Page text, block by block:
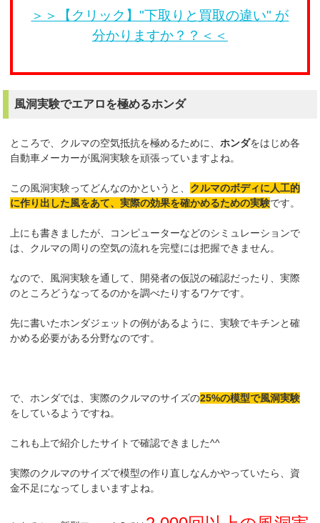
＞＞【クリック】"下取りと買取の違い" が
分かりますか？？＜＜
風洞実験でエアロを極めるホンダ
ところで、クルマの空気抵抗を極めるために、ホンダをはじめ各
自動車メーカーが風洞実験を頑張っていますよね。
この風洞実験ってどんなのかというと、 クルマのボディに人工的
に作り出した風をあて、実際の効果を確かめるための実験です。
上にも書きましたが、コンピューターなどのシミュレーションで
は、クルマの周りの空気の流れを完璧には把握できません。
なので、風洞実験を通して、開発者の仮説の確認だったり、実際
のところどうなってるのかを調べたりするワケです。
先に書いたホンダジェットの例があるように、実験でキチンと確
かめる必要がある分野なのです。
で、ホンダでは、実際のクルマのサイズの25%の模型で風洞実験
をしているようですね。
これも上で紹介したサイトで確認できました^^
実際のクルマのサイズで模型の作り直しなんかやっていたら、資
金不足になってしまいますよね。